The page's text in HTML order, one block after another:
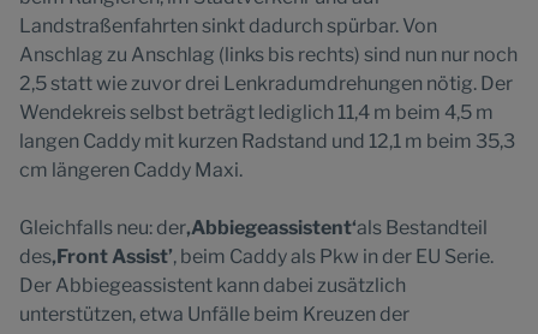
Landstraßenfahrten sinkt dadurch spürbar. Von
Anschlag zu Anschlag (links bis rechts) sind nun nur noch
2,5 statt wie zuvor drei Lenkradumdrehungen nötig. Der
Wendekreis selbst beträgt lediglich 11,4 m beim 4,5 m
langen Caddy mit kurzen Radstand und 12,1 m beim 35,3
cm längeren Caddy Maxi.
Gleichfalls neu: der‚Abbiegeassistent‘als Bestandteil
des‚Front Assist’, beim Caddy als Pkw in der EU Serie.
Der Abbiegeassistent kann dabei zusätzlich
unterstützen, etwa Unfälle beim Kreuzen der